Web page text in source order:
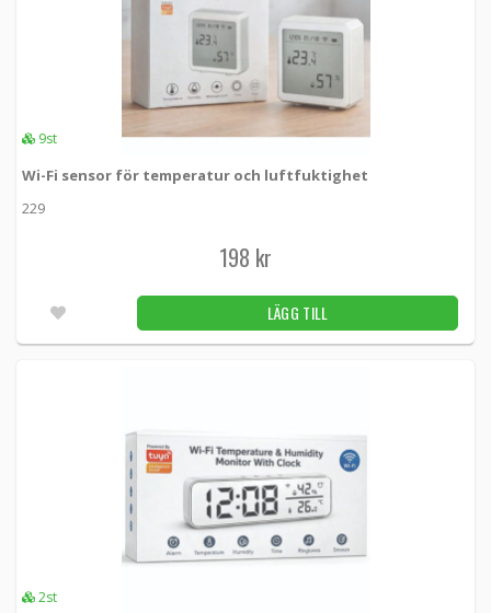
9st
Wi-Fi sensor för temperatur och luftfuktighet
229
198 kr
LÄGG TILL
2st